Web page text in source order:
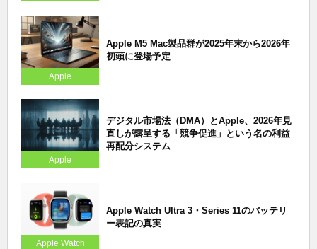
Apple
Apple M5 Mac製品群が2025年末から2026年
初頭に登場予定
Apple
デジタル市場法（DMA）とApple、2026年見
直しが露呈する「競争促進」という名の利益
再配分システム
Apple Watch
Apple Watch Ultra 3・Series 11のバッテリ
ー表記の真実